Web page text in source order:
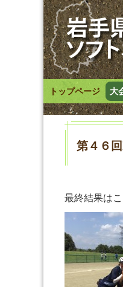
トップページ 大
第４６
最終結果は